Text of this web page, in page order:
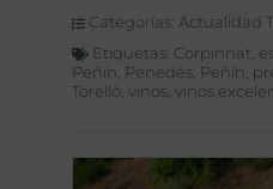
Categorías: Actualidad
Etiquetas: Corpinnat
Peñín
Penedès Peñín
Torelló vinos vinos